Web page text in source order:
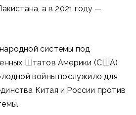
а в 2021 году —
системы под
Штатов Америки (США)
войны послужило для
Китая и России против